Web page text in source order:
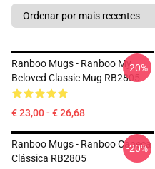
Ranboo Mugs - Ranboo My
Beloved Classic Mug RB2805
€ 23,00 - € 26,68
-20%
Ranboo Mugs - Ranboo Caneca
Clássica RB2805
-20%